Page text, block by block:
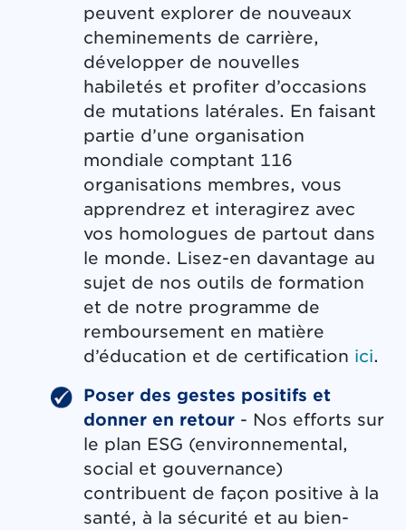
peuvent explorer de nouveaux
cheminements de carrière,
développer de nouvelles
habiletés et profiter d’occasions
de mutations latérales. En faisant
partie d’une organisation
mondiale comptant 116
organisations membres, vous
apprendrez et interagirez avec
vos homologues de partout dans
le monde. Lisez-en davantage au
sujet de nos outils de formation
et de notre programme de
remboursement en matière
d’éducation et de certification ici.
Poser des gestes positifs et
donner en retour - Nos efforts sur
le plan ESG (environnemental,
social et gouvernance)
contribuent de façon positive à la
santé, à la sécurité et au bien-